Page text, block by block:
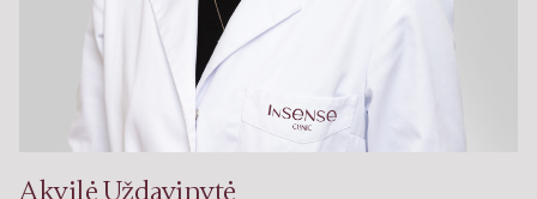
Akvilė Uždavinytė